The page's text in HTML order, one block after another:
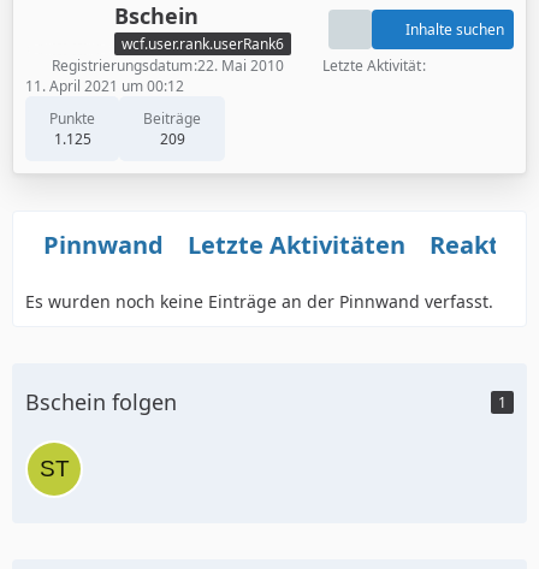
Bschein
wcf.user.rank.userRank6
Punkte
1.125
Beiträge
209
Inhalte suchen
Registrierungsdatum 22. Mai 2010
Letzte Aktivität
11. April 2021 um 00:12
Pinnwand Letzte Aktivitäten
Es wurden noch keine Einträge an der Pinnwand verfasst.
Bschein folgen 1